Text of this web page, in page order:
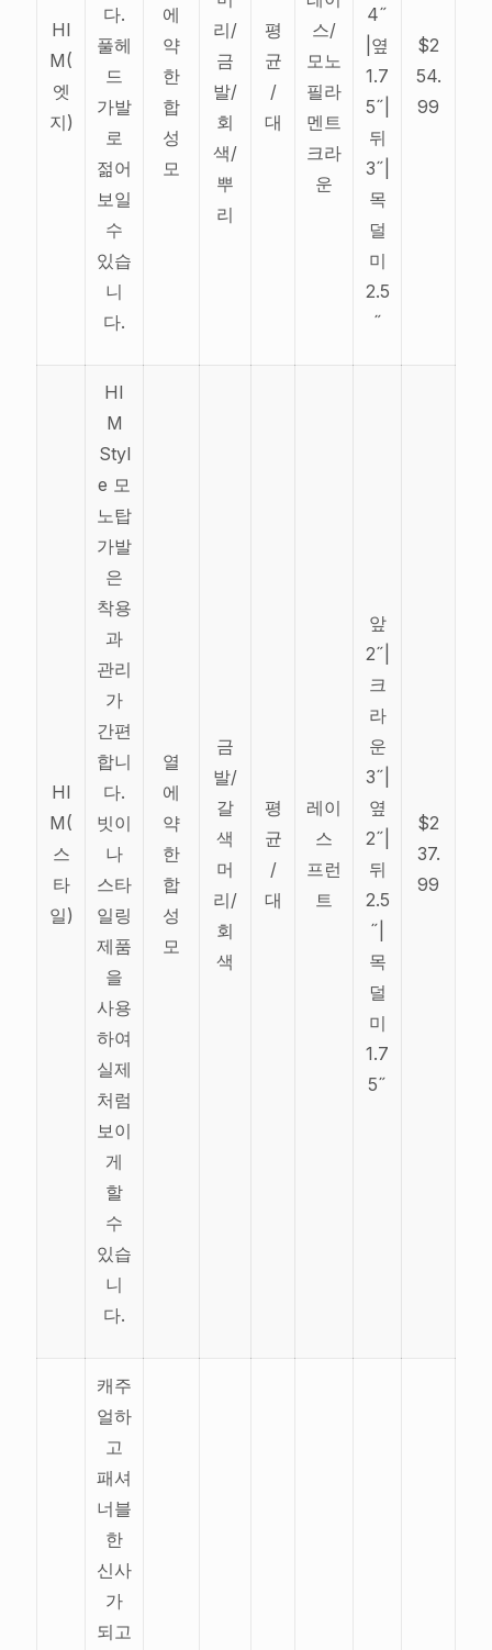
HI
M(
엣
지)
다.
풀헤
드
가발
로
젊어
보일
수
있습
니
다.
에
약
한
합
성
모
리/
금
발/
회
색/
뿌
리
평
균
/
대
스/
모노
필라
멘트
크라
운
4˝
|옆
1.7
5˝|
뒤
3˝|
목
덜
미
2.5
˝
$2
54.
99
HI
M(
스
타
일)
HI
M
Styl
e 모
노탑
가발
은
착용
과
관리
가
간편
합니
다.
빗이
나
스타
일링
제품
을
사용
하여
실제
처럼
보이
게
할
수
있습
니
다.
열
에
약
한
합
성
모
금
발/
갈
색
머
리/
회
색
평
균
/
대
레이
스
프런
트
앞
2˝|
크
라
운
3˝|
옆
2˝|
뒤
2.5
˝|
목
덜
미
1.7
5˝
$2
37.
99
캐주
얼하
고
패셔
너블
한
신사
가
되고